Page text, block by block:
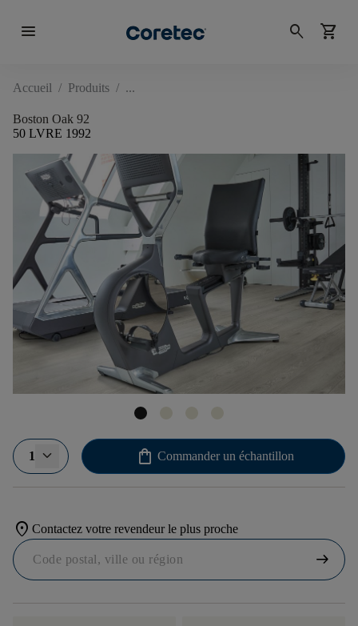
menu search shopping_cart
Accueil / Produits /
Boston Oak 92
50 LVRE 1992
1 shopping_bag Commander un échantillon
location_on Contactez votre revendeur le plus proche
arrow_right_alt